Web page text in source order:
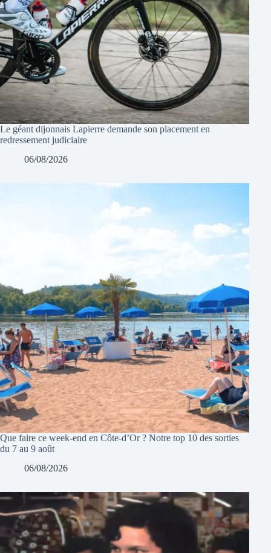
Le géant dijonnais Lapierre demande son placement en
redressement judiciaire
06/08/2026
Que faire ce week-end en Côte-d’Or ? Notre top 10 des sorties
du 7 au 9 août
06/08/2026